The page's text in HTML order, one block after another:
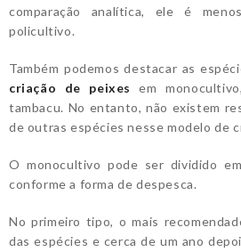
comparação analítica, ele é
policultivo.
Também podemos destacar as
criação de peixes
em
tambacu. No entanto, não existem
de outras espécies nesse modelo de
O monocultivo pode ser dividido
conforme a forma de despesca.
No primeiro tipo, o mais
das espécies e cerca de um ano